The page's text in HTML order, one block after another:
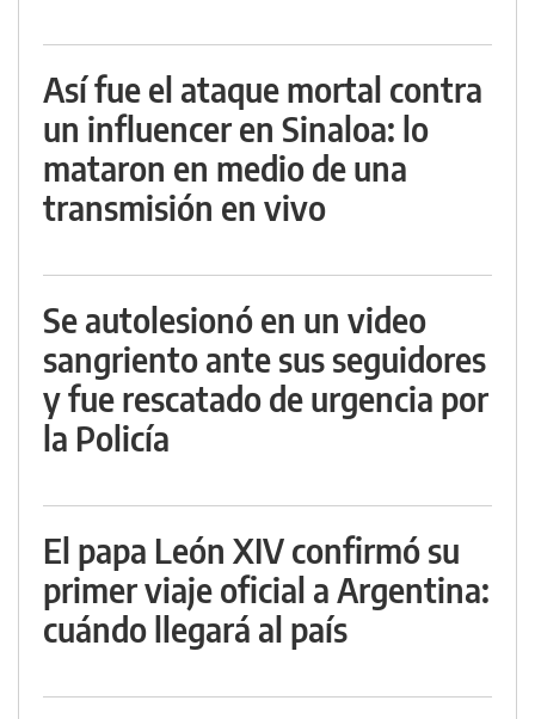
Así fue el ataque mortal contra
un influencer en Sinaloa: lo
mataron en medio de una
transmisión en vivo
Se autolesionó en un video
sangriento ante sus seguidores
y fue rescatado de urgencia por
la Policía
El papa León XIV confirmó su
primer viaje oficial a Argentina:
cuándo llegará al país